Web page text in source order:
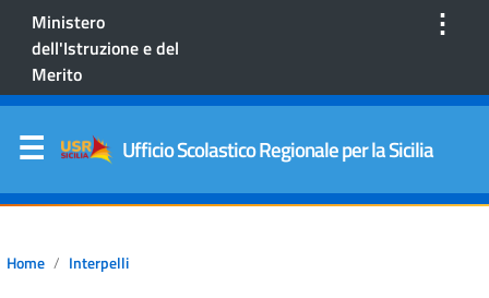
Ministero
dell'Istruzione e del
Merito
⋮
Ufficio Scolastico Regionale per la Sicilia
Home Interpelli